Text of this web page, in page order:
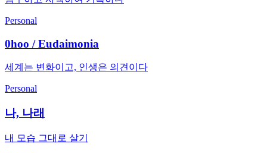
Personal
0hoo / Eudaimonia
세계는 변화이고, 인생은 의견이다
Personal
나, 나래
내 모습 그대로 살기